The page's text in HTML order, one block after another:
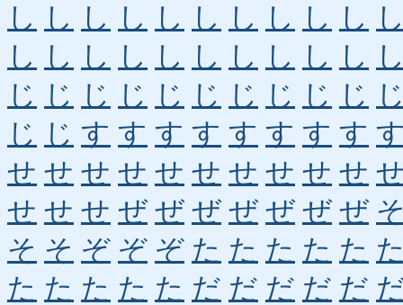
し し し し し し し し し し
し し し し し し し し し し
じ じ じ じ じ じ じ じ じ じ
じ じ す す す す す す す す
せ せ せ せ せ せ せ せ せ せ
せ せ せ ぜ ぜ ぜ ぜ ぜ ぜ ぜ
そ そ ぞ ぞ ぞ た た た た た
た た た た た だ だ だ だ だ